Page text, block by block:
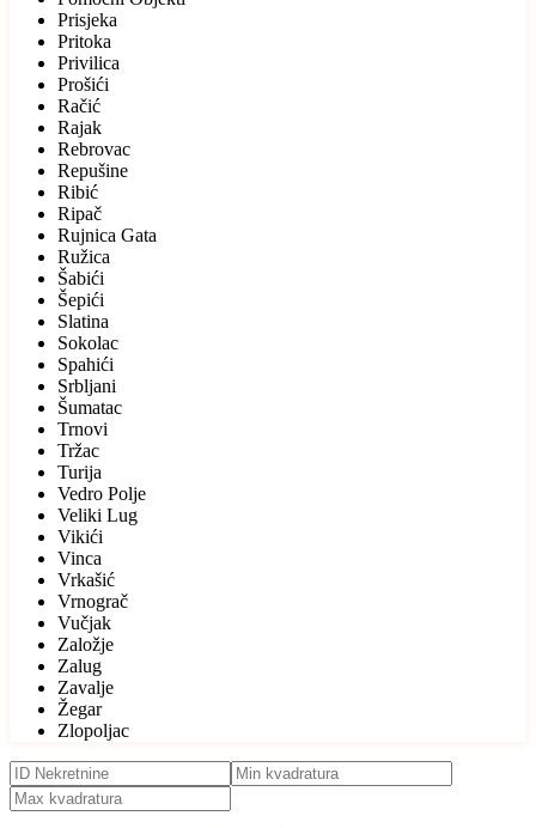
Prisjeka
Pritoka
Privilica
Prošići
Račić
Rajak
Rebrovac
Repušine
Ribić
Ripač
Rujnica Gata
Ružica
Šabići
Šepići
Slatina
Sokolac
Spahići
Srbljani
Šumatac
Trnovi
Tržac
Turija
Vedro Polje
Veliki Lug
Vikići
Vinca
Vrkašić
Vrnograč
Vučjak
Založje
Zalug
Zavalje
Žegar
Zlopoljac